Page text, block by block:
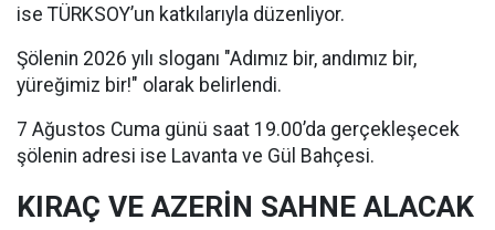
ise TÜRKSOY’un katkılarıyla düzenliyor.
Şölenin 2026 yılı sloganı "Adımız bir, andımız bir,
yüreğimiz bir!" olarak belirlendi.
7 Ağustos Cuma günü saat 19.00’da gerçekleşecek
şölenin adresi ise Lavanta ve Gül Bahçesi.
KIRAÇ VE AZERİN SAHNE ALACAK